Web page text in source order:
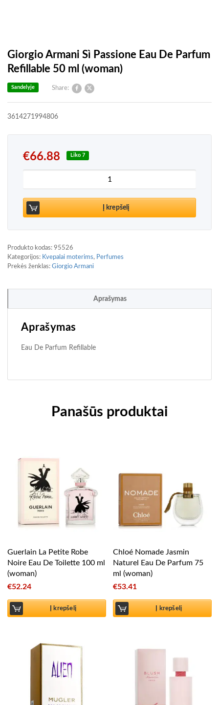
Giorgio Armani Sì Passione Eau De Parfum
Refillable 50 ml (woman)
Share:
Sandelyje
3614271994806
€66.88 Liko 7
produkto kiekis: Giorgio Armani Sì Passione Eau
Į krepšelį
Produkto kodas: 95526
Kategorijos: Kvepalai moterims, Perfumes
Prekės ženklas: Giorgio Armani
Aprašymas
Aprašymas
Eau De Parfum Refillable
Panašūs produktai
Guerlain La Petite Robe
Noire Eau De Toilette 100 ml
(woman)
€52.24
Į krepšelį
Chloé Nomade Jasmin
Naturel Eau De Parfum 75
ml (woman)
€53.41
Į krepšelį